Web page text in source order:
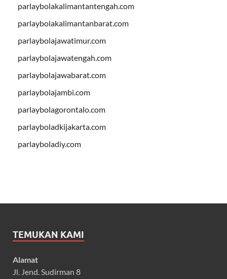
parlaybolakalimantantengah.com
parlaybolakalimantanbarat.com
parlaybolajawatimur.com
parlaybolajawatengah.com
parlaybolajawabarat.com
parlaybolajambi.com
parlaybolagorontalo.com
parlayboladkijakarta.com
parlayboladiy.com
TEMUKAN KAMI
Alamat
Jl. Jend. Sudirman 8